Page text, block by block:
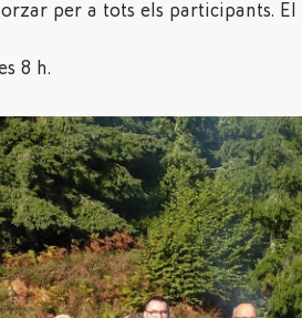
per a tots els participants.
8 h.